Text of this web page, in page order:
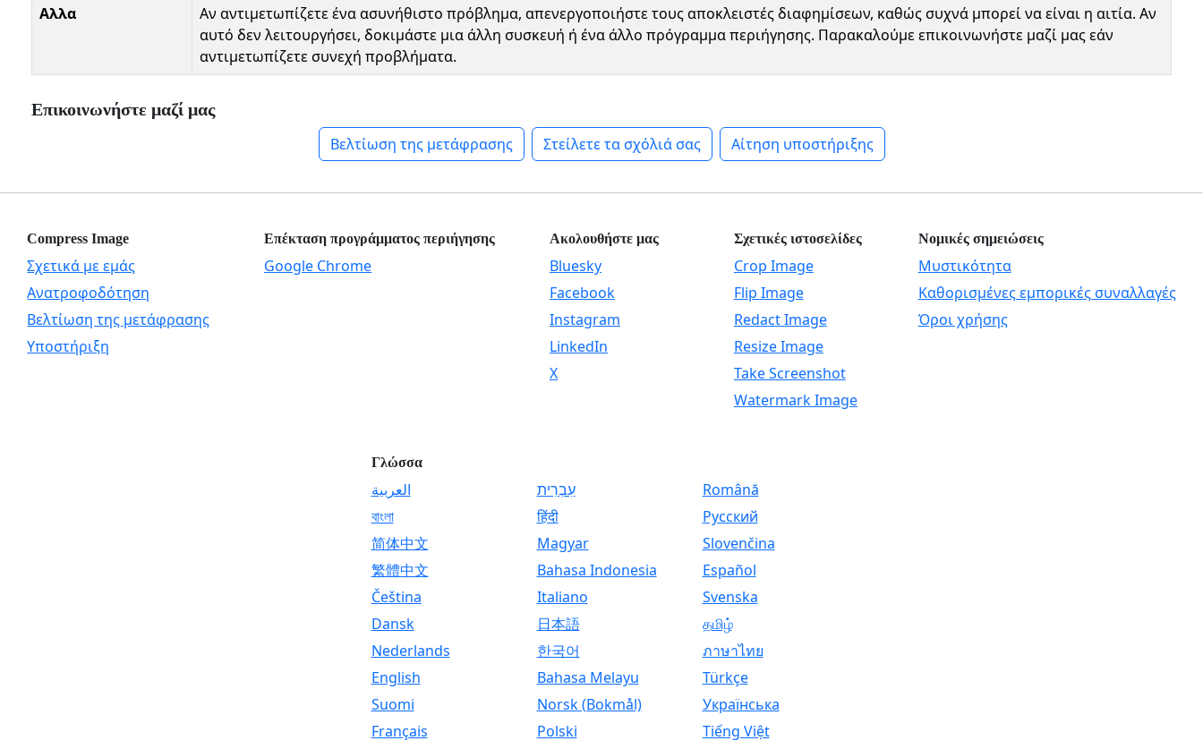
Αλλα
Αν αντιμετωπίζετε ένα ασυνήθιστο πρόβλημα, απενεργοποιήστε τους αποκλειστές διαφημίσεων, καθώς συχνά μπορεί να είναι η αιτία. Αν
αυτό δεν λειτουργήσει, δοκιμάστε μια άλλη συσκευή ή ένα άλλο πρόγραμμα περιήγησης. Παρακαλούμε επικοινωνήστε μαζί μας εάν
αντιμετωπίζετε συνεχή προβλήματα.
Επικοινωνήστε μαζί μας
Βελτίωση της μετάφρασης
Στείλετε τα σχόλιά σας Αίτηση υποστήριξης
Compress Image
Σχετικά με εμάς
Ανατροφοδότηση
Βελτίωση της μετάφρασης
Υποστήριξη
Επέκταση προγράμματος περιήγησης
Google Chrome
Ακολουθήστε μας
Bluesky
Facebook
Instagram
LinkedIn
X
Σχετικές ιστοσελίδες
Crop Image
Flip Image
Redact Image
Resize Image
Take Screenshot
Watermark Image
Νομικές σημειώσεις
Μυστικότητα
Καθορισμένες εμπορικές συναλλαγές
Όροι χρήσης
Γλώσσα
العربية
বাংলা
简体中文
繁體中文
Čeština
Dansk
Nederlands
English
Suomi
Français
עִבְרִית
हिंदी
Magyar
Bahasa Indonesia
Italiano
日本語
한국어
Bahasa Melayu
Norsk (Bokmål)
Polski
Română
Русский
Slovenčina
Español
Svenska
தமிழ்
ภาษาไทย
Türkçe
Українська
Tiếng Việt